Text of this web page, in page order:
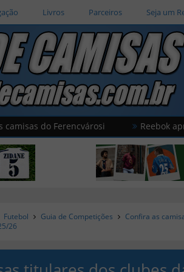
Livros Parceiros Seja um
Ferencvárosi Reebok apresenta
Futebol Guia de Competições
Confira as
26